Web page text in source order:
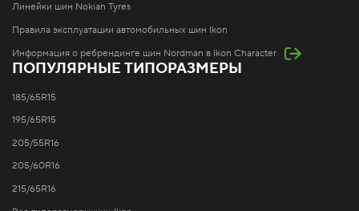
Линейки шин Nokian Tyres
Правила эксплуатации автомобильных шин Ikon
Информация о ребрендинге шин Nordman в Ikon Character
ПОПУЛЯРНЫЕ ТИПОРАЗМЕРЫ
185/65R15
195/65R15
205/55R16
205/60R16
215/65R16